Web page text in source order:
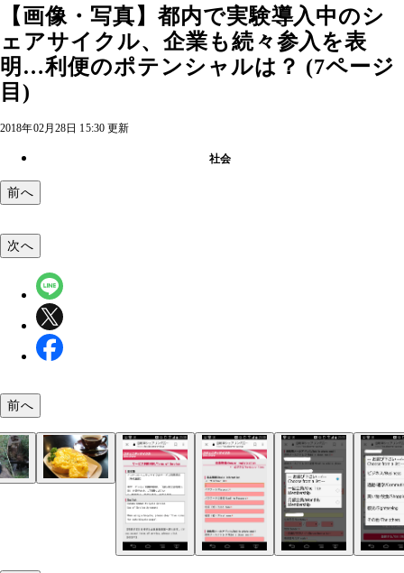
【画像・写真】都内で実験導入中のシ
ェアサイクル、企業も続々参入を表
明…利便のポテンシャルは？ (7ページ
目)
2018年02月28日 15:30 更新
社会
前へ
電動アシスト付き自転車で、記者自らが体験し検
ったのはブリジストンのＢｉｋｋｅ（ビッケ）。
が２０インチで車高が低く、またぎやすさ重視。
「ＭＮＴ」の後に並ぶ数字が千代田区の場合の自
番号。その上の数字パネルにパスコードを入力す
電動アシスト付き自転車はブリジストンのＢｉｋ
（ビッケ）。タイヤが２０インチで車高が低く、
やすさ重視。タイヤ幅が５センチ前後のため走行
日本サッカーミュージアム
上野駅・上野公園入り口の改札へとつながる急坂
上野動物園のパンダのリーリー
『カバヤ珈琲』のたまごトースト
次へ
前へ